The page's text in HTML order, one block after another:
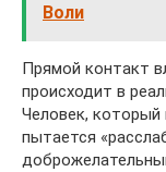
Воли
Прямой контакт
происходит в
Человек, который
пытается